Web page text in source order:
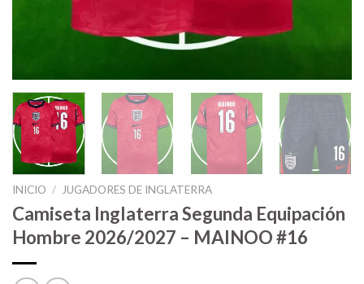
INICIO / JUGADORES DE INGLATERRA
Camiseta Inglaterra Segunda Equipación
Hombre 2026/2027 – MAINOO #16